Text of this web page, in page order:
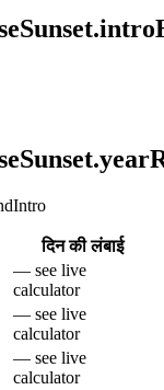
दिन की लंबाई
— see live
calculator
— see live
calculator
— see live
calculator